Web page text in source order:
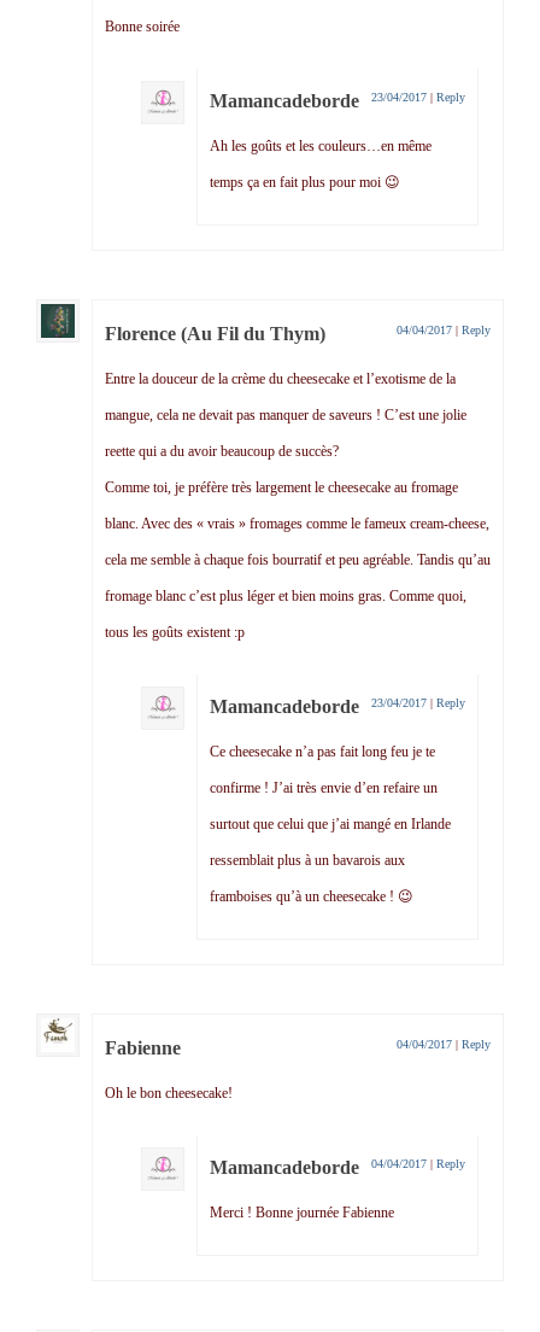
Bonne soirée
Mamancadeborde 23/04/2017 | Reply
Ah les goûts et les couleurs…en même
temps ça en fait plus pour moi 😉
Florence (Au Fil du Thym) 04/04/2017 | Reply
Entre la douceur de la crème du cheesecake et l’exotisme de la
mangue, cela ne devait pas manquer de saveurs ! C’est une jolie
reette qui a du avoir beaucoup de succès?
Comme toi, je préfère très largement le cheesecake au fromage
blanc. Avec des « vrais » fromages comme le fameux cream-cheese,
cela me semble à chaque fois bourratif et peu agréable. Tandis qu’au
fromage blanc c’est plus léger et bien moins gras. Comme quoi,
tous les goûts existent :p
Mamancadeborde 23/04/2017 | Reply
Ce cheesecake n’a pas fait long feu je te
confirme ! J’ai très envie d’en refaire un
surtout que celui que j’ai mangé en Irlande
ressemblait plus à un bavarois aux
framboises qu’à un cheesecake ! 😉
Fabienne 04/04/2017 | Reply
Oh le bon cheesecake!
Mamancadeborde 04/04/2017 | Reply
Merci ! Bonne journée Fabienne